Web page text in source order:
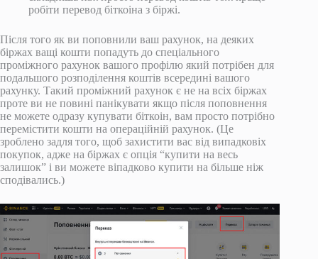
робіти перевод біткоіна з біржі.
Після того як ви поповнили ваш рахунок, на деяких
біржах ващі кошти попадуть до спеціального
проміжного рахунок вашого профілю який потрібен для
подальшого розподілення коштів всередині вашого
рахунку. Такий проміжний рахунок є не на всіх біржах
проте ви не повині панікувати якщо після поповнення
не можете одразу купувати біткоін, вам просто потрібно
перемістити кошти на операційній рахунок. (Це
зроблено задля того, щоб захистити вас від випадковіх
покупок, адже на біржах є опція “купити на весь
залишок” і ви можете віпадково купити на більше ніж
сподівались.)